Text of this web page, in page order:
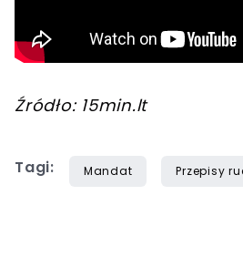
Źródło: 15min.lt
Tagi: Mandat Przepisy